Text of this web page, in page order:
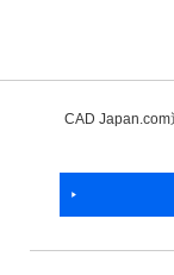
CAD Japan.com